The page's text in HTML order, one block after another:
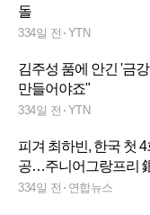
돌
334일 전 YTN
김주성 품에 안긴 '금
만들어야죠"
334일 전 YTN
피겨 최하빈, 한국 첫
공…주니어그랑프리
334일 전 연합뉴스